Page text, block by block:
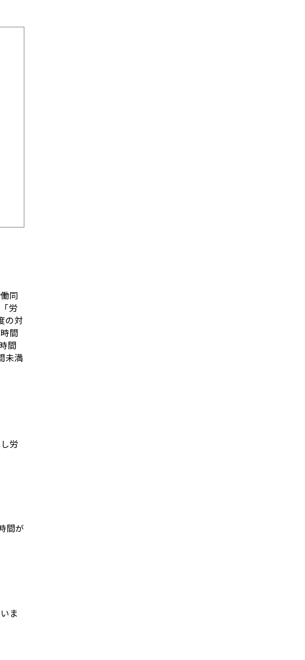
同
労
の対
間
間
未満
労
間が
ま